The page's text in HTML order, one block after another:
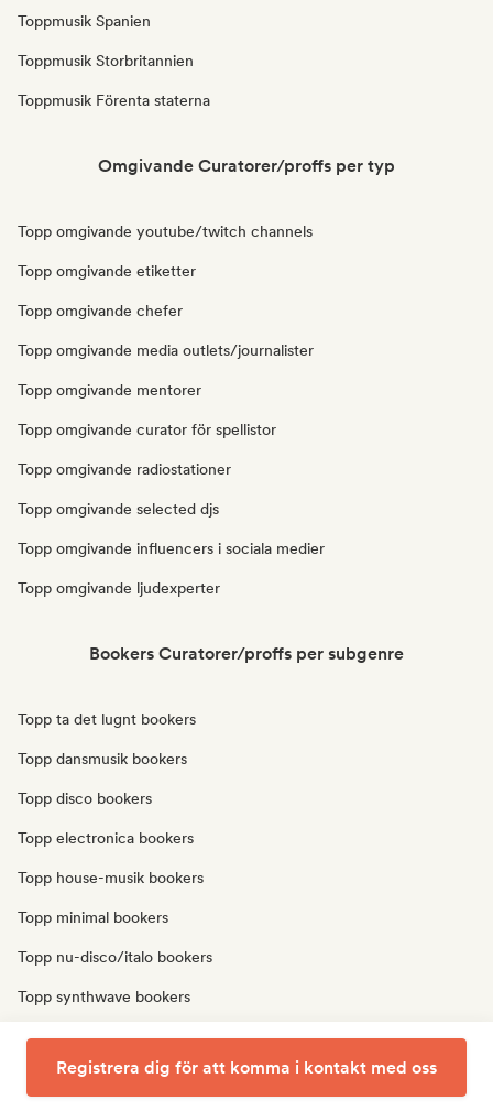
Toppmusik Spanien
Toppmusik Storbritannien
Toppmusik Förenta staterna
Omgivande Curatorer/proffs per typ
Topp omgivande youtube/twitch channels
Topp omgivande etiketter
Topp omgivande chefer
Topp omgivande media outlets/journalister
Topp omgivande mentorer
Topp omgivande curator för spellistor
Topp omgivande radiostationer
Topp omgivande selected djs
Topp omgivande influencers i sociala medier
Topp omgivande ljudexperter
Bookers Curatorer/proffs per subgenre
Topp ta det lugnt bookers
Topp dansmusik bookers
Topp disco bookers
Topp electronica bookers
Topp house-musik bookers
Topp minimal bookers
Topp nu-disco/italo bookers
Topp synthwave bookers
Topp techno bookers
Topp trip hop bookers
Registrera dig för att komma i kontakt med oss